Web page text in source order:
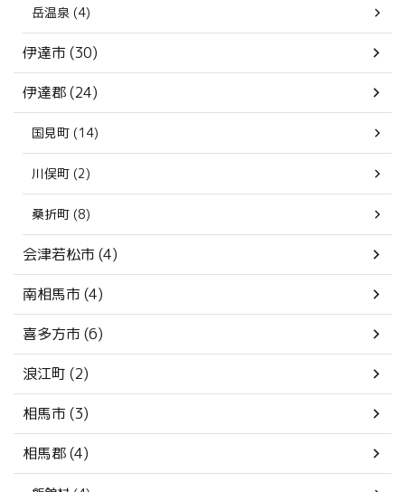
岳温泉 (4)
伊達市 (30)
伊達郡 (24)
国見町 (14)
川俣町 (2)
桑折町 (8)
会津若松市 (4)
南相馬市 (4)
喜多方市 (6)
浪江町 (2)
相馬市 (3)
相馬郡 (4)